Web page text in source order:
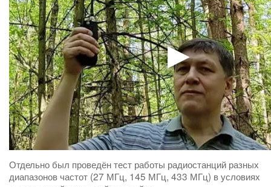
Отдельно был проведён тест работы радиостанций разных
диапазонов частот (27 МГц, 145 МГц, 433 МГц) в условиях